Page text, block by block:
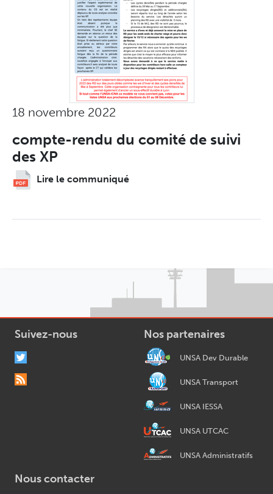
18 novembre 2022
compte-rendu du comité de suivi
des XP
Lire le communiqué
Suivez-nous Nos partenaires
UNSA Dev Durable
UNSA Transport
UNSA IESSA
UNSA UTCAC
UNSA Administratifs
Nous contacter